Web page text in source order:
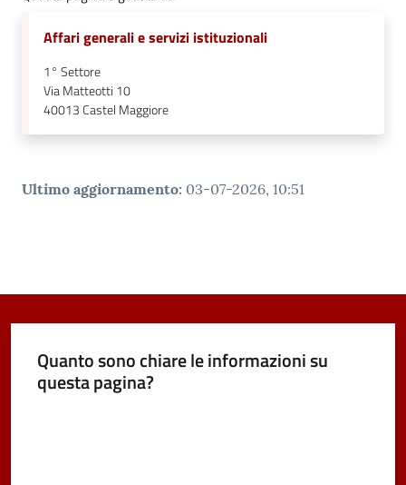
Affari generali e servizi istituzionali
1° Settore
Via Matteotti 10
40013Castel Maggiore
Ultimo aggiornamento: 03-07-2026, 10:51
Quanto sono chiare le informazioni su
questa pagina?